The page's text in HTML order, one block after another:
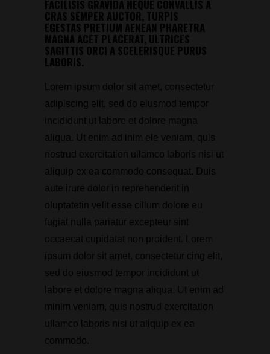
FACILISIS GRAVIDA NEQUE CONVALLIS A
CRAS SEMPER AUCTOR, TURPIS
EGESTAS PRETIUM AENEAN PHARETRA
MAGNA ACET PLACERAT, ULTRICES
SAGITTIS ORCI A SCELERISQUE PURUS
LABORIS.
Lorem ipsum dolor sit amet, consectetur
adipiscing elit, sed do eiusmod tempor
incididunt ut labore et dolore magna
aliqua. Ut enim ad inim ele veniam, quis
nostrud exercitation ullamco laboris nisi ut
aliquip ex ea commodo consequat. Duis
aute irure dolor in reprehenderit in
oluptatetin velit esse cillum dolore eu
fugiat nulla pariatur excepteur sint
occaecat cupidatat non proident. Lorem
ipsum dolor sit amet, consectetur cing elit,
sed do eiusmod tempor incididunt ut
labore et dolore magna aliqua. Ut enim ad
minim veniam, quis nostrud exercitation
ullamco laboris nisi ut aliquip ex ea
commodo.